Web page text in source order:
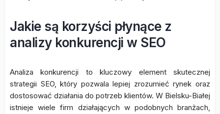
Jakie są korzyści płynące z
analizy konkurencji w SEO
Analiza konkurencji to kluczowy element skutecznej
strategii SEO, który pozwala lepiej zrozumieć rynek oraz
dostosować działania do potrzeb klientów. W Bielsku-Białej
istnieje wiele firm działających w podobnych branżach,